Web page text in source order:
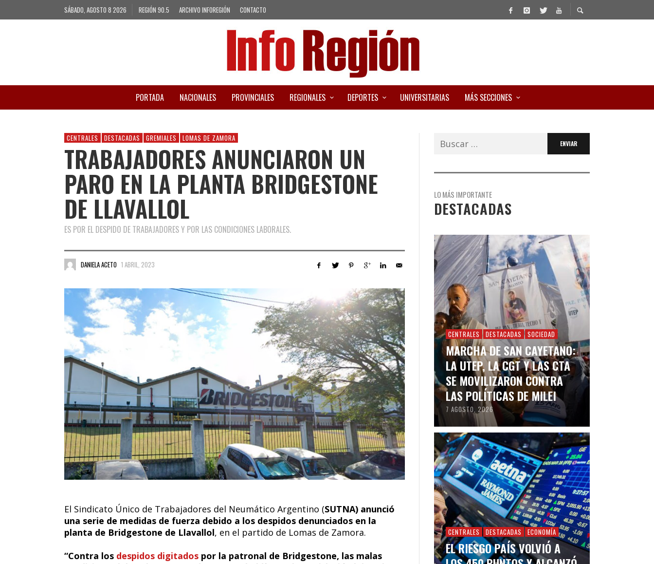
SÁBADO, AGOSTO 8 2026 REGIÓN 90.5 ARCHIVO INFOREGIÓN CONTACTO
PORTADA NACIONALES PROVINCIALES REGIONALES DEPORTES UNIVERSITARIAS MÁS SECCIONES
CENTRALES DESTACADAS GREMIALES LOMAS DE ZAMORA
TRABAJADORES ANUNCIARON UN
PARO EN LA PLANTA BRIDGESTONE
DE LLAVALLOL
ES POR EL DESPIDO DE TRABAJADORES Y POR LAS CONDICIONES LABORALES.
DANIELA ACETO 1 ABRIL, 2023
El Sindicato Único de Trabajadores del Neumático Argentino (SUTNA) anunció
una serie de medidas de fuerza debido a los despidos denunciados en la
planta de Bridgestone de Llavallol, en el partido de Lomas de Zamora.
“Contra los despidos digitados por la patronal de Bridgestone, las malas
Buscar:
LO MÁS IMPORTANTE
DESTACADAS
CENTRALES DESTACADAS SOCIEDAD
MARCHA DE SAN CAYETANO:
LA UTEP, LA CGT Y LAS CTA
SE MOVILIZARON CONTRA
LAS POLÍTICAS DE MILEI
7 AGOSTO, 2026
CENTRALES DESTACADAS ECONOMÍA
EL RIESGO PAÍS VOLVIÓ A